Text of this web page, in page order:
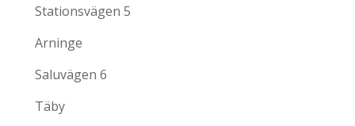
Stationsvägen 5
Arninge
Saluvägen 6
Täby